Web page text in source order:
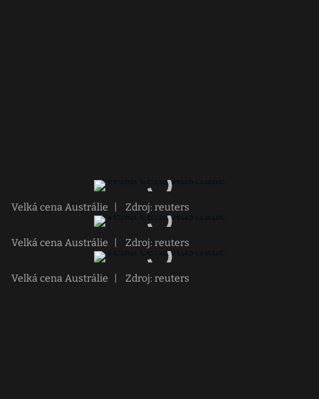
Velká cena Austrálie Zdroj: reuters
Velká cena Austrálie Zdroj: reuters
Velká cena Austrálie Zdroj: reuters